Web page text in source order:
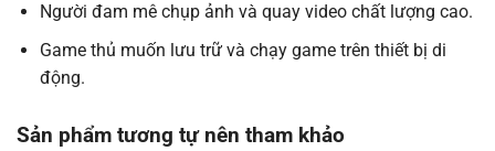
Người đam mê chụp ảnh và quay video chất lượng cao.
Game thủ muốn lưu trữ và chạy game trên thiết bị di
động.
Sản phẩm tương tự nên tham khảo